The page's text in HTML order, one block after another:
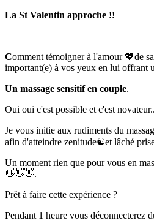
La St Valentin approche !!
Comment témoigner à l'amour 💖de
important(e) à vos yeux en lui offrant
Un massage sensitifen couple.
Oui oui c'est possible et c'est
Je vous initie aux rudiments du
afin d'atteindre zenitude☯️et lâché
Un moment rien que pour vous en
👋👋👋.
Prêt à faire cette expérience ?
Pendant 1 heure vous déconnecterez